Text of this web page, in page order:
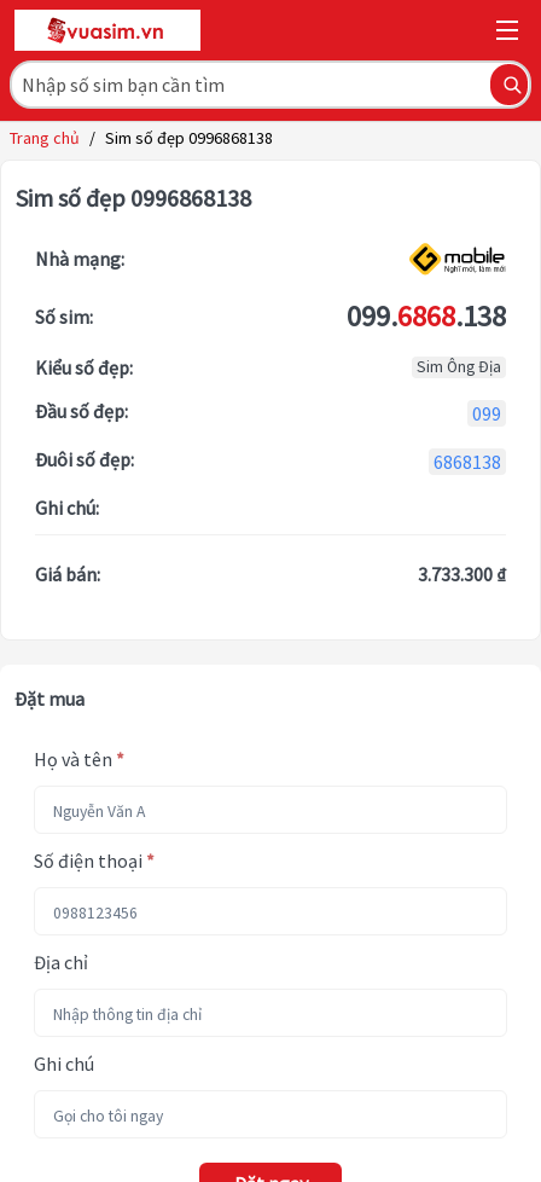
Trang chủ / Sim số đẹp 0996868138
Sim số đẹp 0996868138
Nhà mạng:
Số sim: 099.6868.138
Kiểu số đẹp: Sim Ông Địa
Đầu số đẹp:
099
Đuôi số đẹp:
6868138
Ghi chú:
Giá bán: 3.733.300 ₫
Đặt mua
Họ và tên *
Số điện thoại *
Địa chỉ
Ghi chú